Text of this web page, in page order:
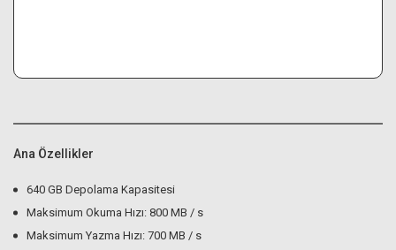
Ana Özellikler
640 GB Depolama Kapasitesi
Maksimum Okuma Hızı: 800 MB / s
Maksimum Yazma Hızı: 700 MB / s